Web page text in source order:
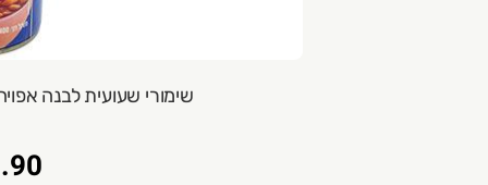
שימורי שעועית לבנה אפויה